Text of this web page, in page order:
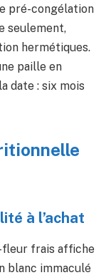
pré-congélation
seulement,
hermétiques.
paille en
date : six mois
à l’achat
fleur frais affiche
blanc immaculé